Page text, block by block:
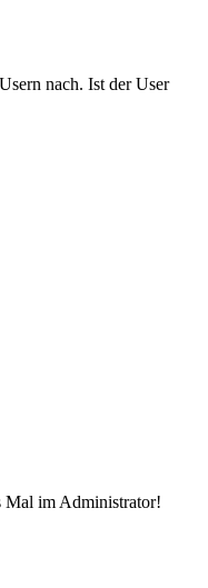
nach. Ist der User
Mal im Administrator!